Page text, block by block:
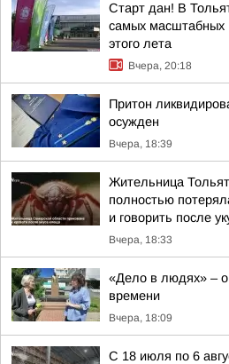
Старт дан! В
самых масштабных
этого лета
Вчера, 20:18
Притон
осужден
Вчера, 18:39
Жительница
полностью
и говорить после
Вчера, 18:33
«Дело в людях» – о
времени
Вчера, 18:09
С 18 июля по 6